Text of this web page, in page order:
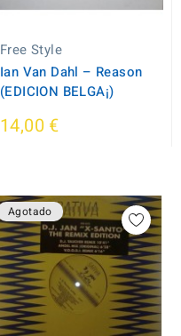
Free Style
Ian Van Dahl – Reason
(EDICION BELGA¡)
14,00 €
Agotado